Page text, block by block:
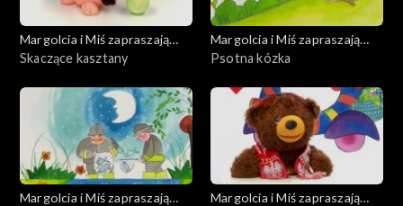
Margolcia i Miś zapraszają
dziś
Skaczące kasztany
Margolcia i Miś zapraszają
dziś
Psotna kózka
Margolcia i Miś zapraszają
Margolcia i Miś zapraszają